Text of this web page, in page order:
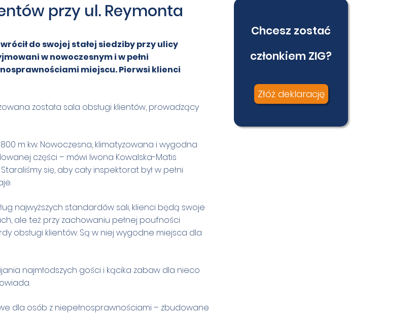
przy ul. Reymonta
do swojej stałej siedziby przy ulicy
w nowoczesnym i w pełni
miejscu. Pierwsi klienci
została sala obsługi klientów, prowadzący
m kw. Nowoczesna, klimatyzowana i wygodna
części – mówi Iwona Kowalska-Matis
się, aby cały inspektorat był w pełni
najwyższych standardów sali, klienci będą swoje
ale też przy zachowaniu pełnej poufności
obsługi klientów. Są w niej wygodne miejsca dla
najmłodszych gości i kącika zabaw dla nieco
dla osób z niepełnosprawnościami – zbudowane
Chcesz zostać
członkiem ZIG?
Złóż deklarację